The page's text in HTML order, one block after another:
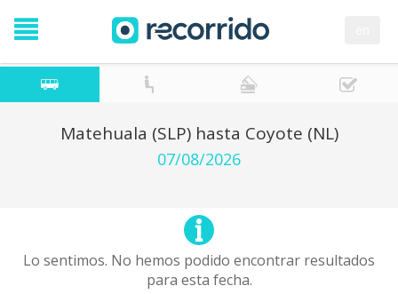
Matehuala (SLP) hasta Coyote (NL)
07/08/2026
Lo sentimos. No hemos podido encontrar resultados
para esta fecha.